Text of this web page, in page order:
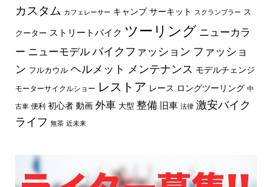
カスタム カフェレーサー キャンプ サーキット スクランブラー ス
クーター ストリートバイク ツーリング ニューカラ
ー ニューモデル バイクファッション ファッショ
ン フルカウル ヘルメット メンテナンス モデルチェンジ
モーターサイクルショー レストア レース ロングツーリング 中
古車 便利 初心者 動画 外車 大型 整備 旧車 法律 激安バイク
ライフ 無茶 近未来